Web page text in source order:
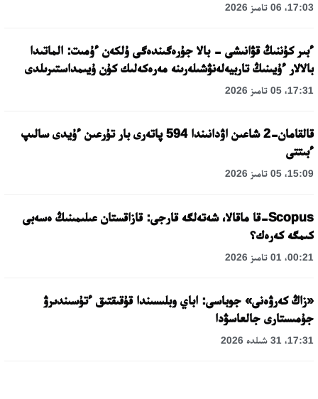
17:03، 06 تامىز 2026
ءبىر كۇننىڭ قۋانىشى - بالا جۇرەگىندەگى ۇلكەن ءۇمىت: الماتىدا
بالالار ءۇيىنىڭ تاربيەلەنۋشىلەرىنە مەرەكەلىك كۇن ۇيىمداستىرىلدى
17:31، 05 تامىز 2026
قالقامان-2 شاعىن اۋدانىندا 594 پاتەرى بار تۇرعىن ءۇيدى سالىپ
ءبىتتى
15:09، 05 تامىز 2026
Scopus-قا ماقالا، شەتەلگە قارجى: قازاقستان عىلىمىنىڭ ەسەبى
كىمگە كەرەك؟
00:21، 01 تامىز 2026
«زاڭ كەرۋەنى» جوباسى: اباي وبلىسىندا قۇقىقتىق ءتۇسىندىرۋ
جۇمىستارى جالعاسۋدا
17:31، 31 شىلدە 2026